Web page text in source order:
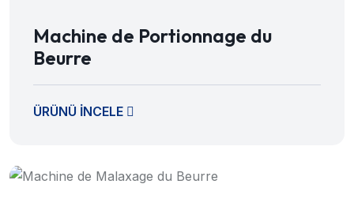
Machine de Portionnage du
Beurre
ÜRÜNÜ İNCELE